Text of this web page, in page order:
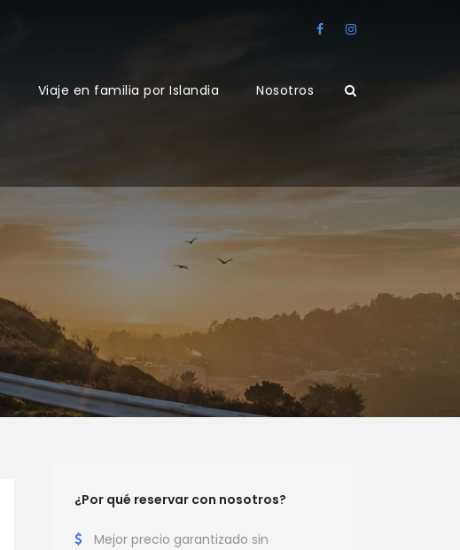
Viaje en familia por Islandia Nosotros
¿Por qué reservar con nosotros?
Mejor precio garantizado sin